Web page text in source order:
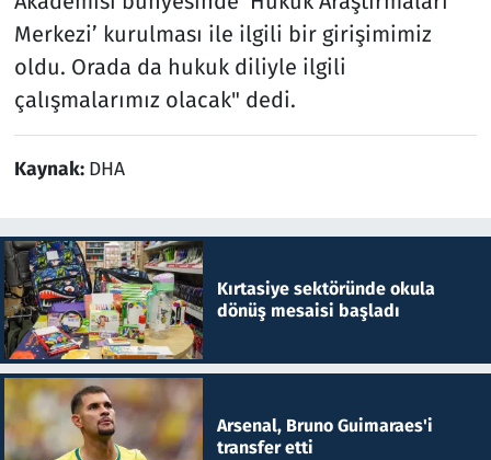
Merkezi’ kurulması ile ilgili bir girişimimiz
oldu. Orada da hukuk diliyle ilgili
çalışmalarımız olacak" dedi.
Kaynak: DHA
Kırtasiye sektöründe okula
dönüş mesaisi başladı
Arsenal, Bruno Guimaraes'i
transfer etti